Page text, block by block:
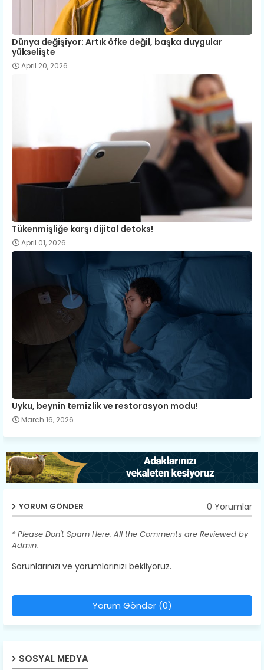
Dünya değişiyor: Artık öfke değil, başka duygular
yükselişte
April 20, 2026
Tükenmişliğe karşı dijital detoks!
April 01, 2026
Uyku, beynin temizlik ve restorasyon modu!
March 16, 2026
YORUM GÖNDER 0 Yorumlar
* Please Don't Spam Here. All the Comments are Reviewed by
Admin.
Sorunlarınızı ve yorumlarınızı bekliyoruz.
Yorum Gönder (0)
SOSYAL MEDYA